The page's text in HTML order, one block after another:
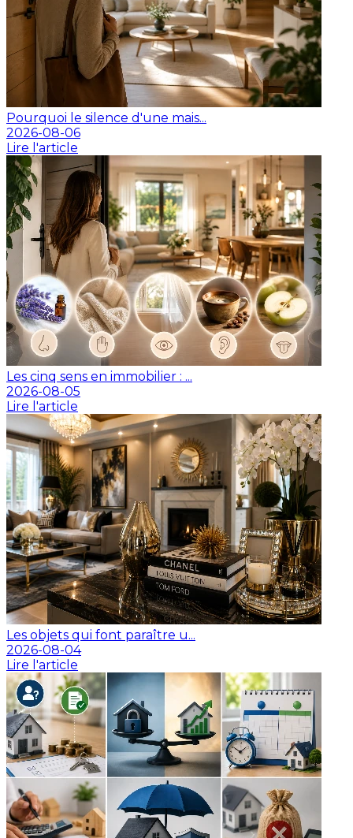
Pourquoi le silence d'une mais...
2026-08-06
Lire l'article
Les cinq sens en immobilier : ...
2026-08-05
Lire l'article
Les objets qui font paraître u...
2026-08-04
Lire l'article